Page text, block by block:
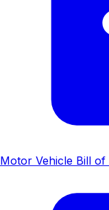
Motor Vehicle Bill of